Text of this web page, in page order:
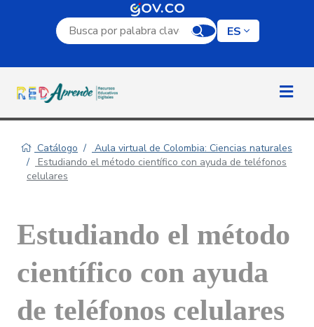
Campo de búsqueda por palabra clave
ES
Catálogo
Aula virtual de Colombia: Ciencias naturales
Estudiando el método científico con ayuda de teléfonos
celulares
Estudiando el método
científico con ayuda
de teléfonos celulares